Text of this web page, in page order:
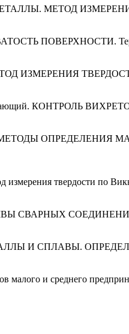
МЕТАЛЛЫ. МЕТОД
ПОВЕРХНОСТИ.
ИЗМЕРЕНИЯ
КОНТРОЛЬ
МЕТОДЫ ОПРЕДЕЛЕНИЯ
твердости по
ШВЫ СВАРНЫХ
И СПЛАВЫ.
и среднего